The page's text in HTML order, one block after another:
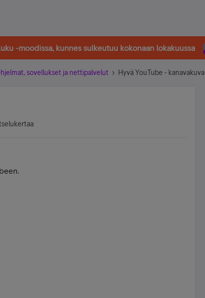
-moodissa, kunnes sulkeutuu kokonaan lokakuussa
sovellukset ja nettipalvelut Hyvä YouTube - kanavakuva